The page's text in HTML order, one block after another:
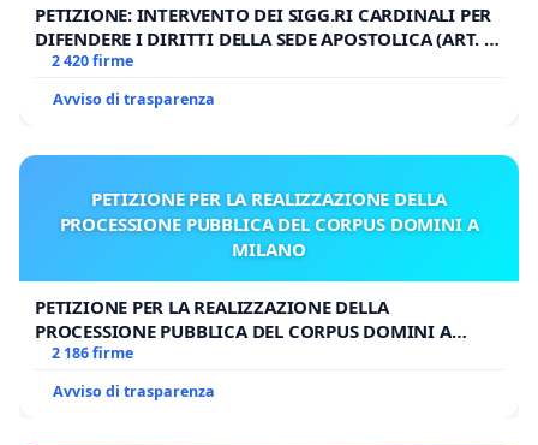
PETIZIONE: INTERVENTO DEI SIGG.RI CARDINALI PER
DIFENDERE I DIRITTI DELLA SEDE APOSTOLICA (ART. 3
UDG)
2 420 firme
Avviso di trasparenza
PETIZIONE PER LA REALIZZAZIONE DELLA
PROCESSIONE PUBBLICA DEL CORPUS DOMINI A
MILANO
PETIZIONE PER LA REALIZZAZIONE DELLA
PROCESSIONE PUBBLICA DEL CORPUS DOMINI A
MILANO
2 186 firme
Avviso di trasparenza